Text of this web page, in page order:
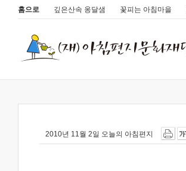
홈으로 깊은산속 옹달샘 꽃피는 아침마을
2010년 11월 2일 오늘의 아침편지